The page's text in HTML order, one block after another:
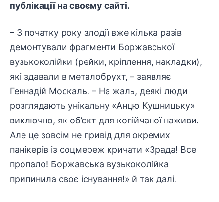
публікації на своєму сайті.
– З початку року злодії вже кілька разів
демонтували фрагменти Боржавської
вузькоколійки (рейки, кріплення, накладки),
які здавали в металобрухт, – заявляє
Геннадій Москаль. – На жаль, деякі люди
розглядають унікальну «Анцю Кушницьку»
виключно, як об’єкт для копійчаної наживи.
Але це зовсім не привід для окремих
панікерів із соцмереж кричати «Зрада! Все
пропало! Боржавська вузькоколійка
припинила своє існування!» й так далі.